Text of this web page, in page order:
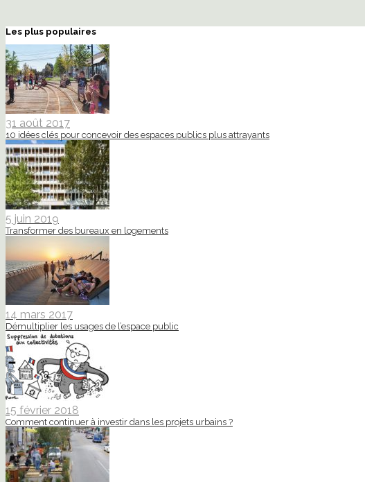
Les plus populaires
31 août 2017
10 idées clés pour concevoir des espaces publics plus attrayants
5 juin 2019
Transformer des bureaux en logements
14 mars 2017
Démultiplier les usages de l’espace public
15 février 2018
Comment continuer à investir dans les projets urbains ?